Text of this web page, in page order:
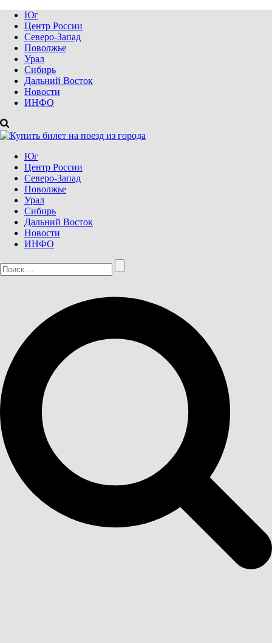
Юг
Центр России
Северо-Запад
Поволжье
Урал
Сибирь
Дальний Восток
Новости
ИНФО
Юг
Центр России
Северо-Запад
Поволжье
Урал
Сибирь
Дальний Восток
Новости
ИНФО